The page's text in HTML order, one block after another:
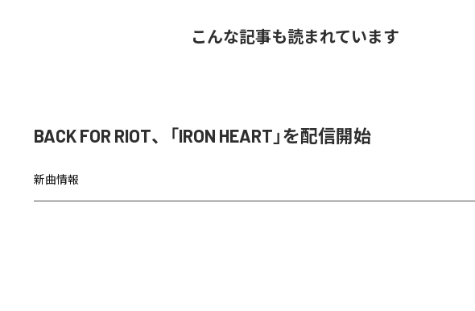
こんな記事も読まれています
BACK FOR RIOT、「IRON HEART」を配信開始
新曲情報